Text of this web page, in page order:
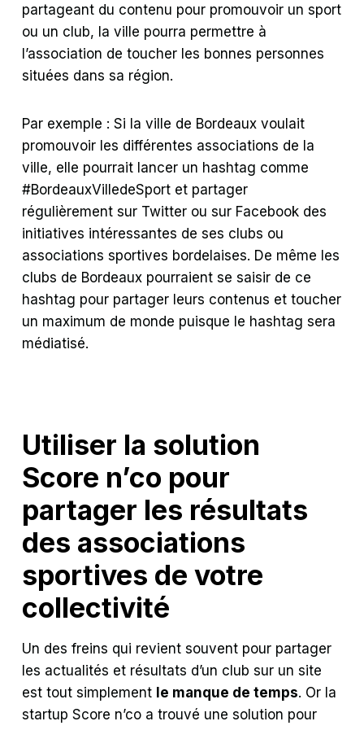
partageant du contenu pour promouvoir un sport
ou un club, la ville pourra permettre à
l’association de toucher les bonnes personnes
situées dans sa région.
Par exemple : Si la ville de Bordeaux voulait
promouvoir les différentes associations de la
ville, elle pourrait lancer un hashtag comme
#BordeauxVilledeSport et partager
régulièrement sur Twitter ou sur Facebook des
initiatives intéressantes de ses clubs ou
associations sportives bordelaises. De même les
clubs de Bordeaux pourraient se saisir de ce
hashtag pour partager leurs contenus et toucher
un maximum de monde puisque le hashtag sera
médiatisé.
Utiliser la solution
Score n’co pour
partager les résultats
des associations
sportives de votre
collectivité
Un des freins qui revient souvent pour partager
les actualités et résultats d’un club sur un site
est tout simplement le manque de temps. Or la
startup Score n’co a trouvé une solution pour